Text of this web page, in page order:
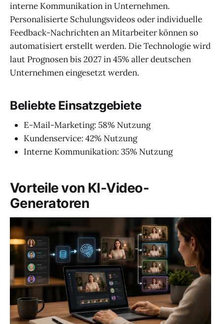
interne Kommunikation in Unternehmen.
Personalisierte Schulungsvideos oder individuelle
Feedback-Nachrichten an Mitarbeiter können so
automatisiert erstellt werden. Die Technologie wird
laut Prognosen bis 2027 in 45% aller deutschen
Unternehmen eingesetzt werden.
Beliebte Einsatzgebiete
E-Mail-Marketing: 58% Nutzung
Kundenservice: 42% Nutzung
Interne Kommunikation: 35% Nutzung
Vorteile von KI-Video-
Generatoren